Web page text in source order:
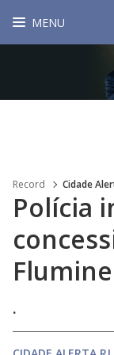
MENU
Record Cidade
Polícia
.